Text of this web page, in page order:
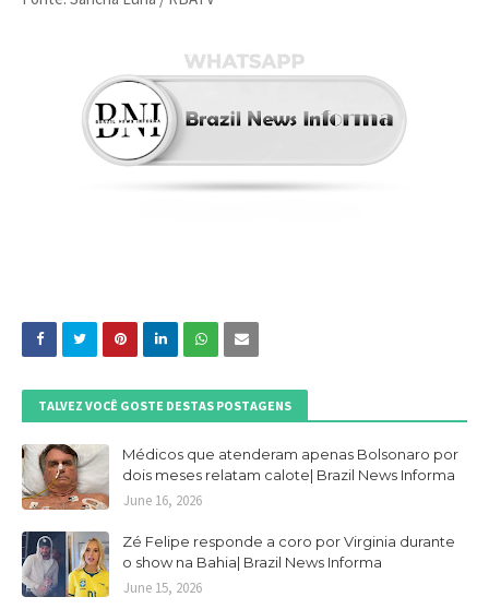
TALVEZ VOCÊ GOSTE DESTAS POSTAGENS
Médicos que atenderam apenas Bolsonaro por
dois meses relatam calote| Brazil News Informa
June 16, 2026
Zé Felipe responde a coro por Virginia durante
o show na Bahia| Brazil News Informa
June 15, 2026